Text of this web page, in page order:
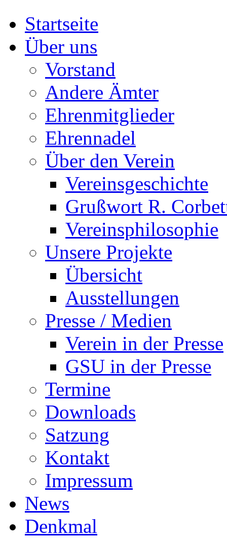
Startseite
Über uns
Vorstand
Andere Ämter
Ehrenmitglieder
Ehrennadel
Über den Verein
Vereinsgeschichte
Grußwort R.
Vereinsphilosophie
Unsere Projekte
Übersicht
Ausstellungen
Presse / Medien
Verein in der Presse
GSU in der Presse
Termine
Downloads
Satzung
Kontakt
Impressum
News
Denkmal